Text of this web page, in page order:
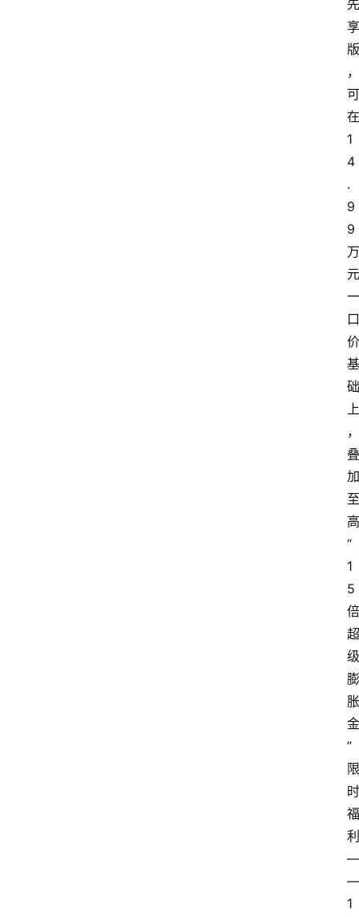
先
享
版
，
可
在
1
4
.
9
9
万
元
一
口
价
基
础
上
，
叠
加
至
高
“
1
5
倍
超
级
膨
胀
金
”
限
时
福
利
—
—
1